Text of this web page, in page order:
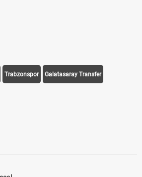
Trabzonspor Galatasaray Transfer